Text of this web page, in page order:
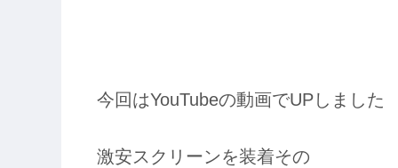
今回はYouTubeの動画でUPしました
激安スクリーンを装着その